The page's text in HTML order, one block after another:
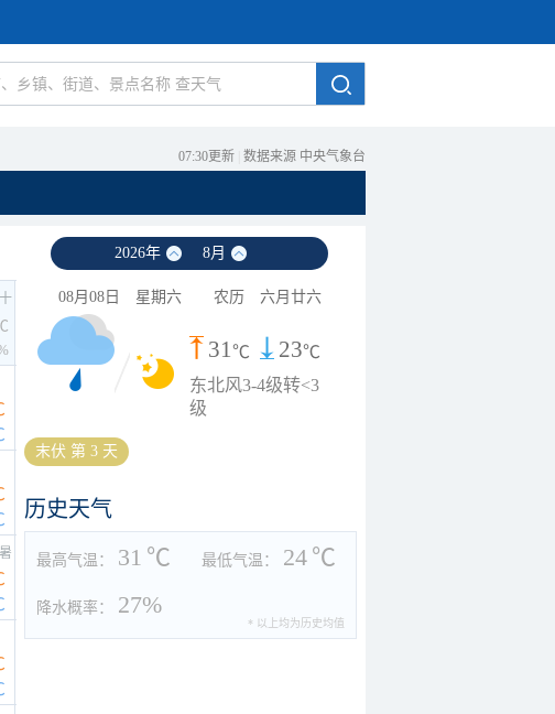
07:30更新 数据来源 中央气象台
2026年 8月
08月08日 星期六 农历 六月廿六
31℃ 23℃
东北风3-4级转<3
级
末伏 第 3 天
历史天气
最高气温： 31 ℃ 最低气温： 24 ℃
降水概率： 27%
* 以上均为历史均值